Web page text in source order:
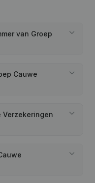
van Groep
Cauwe
Verzekeringen